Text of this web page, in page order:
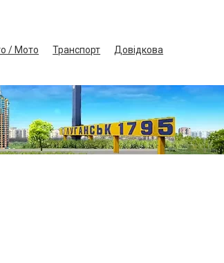
/ Мото Транспорт
Довідкова